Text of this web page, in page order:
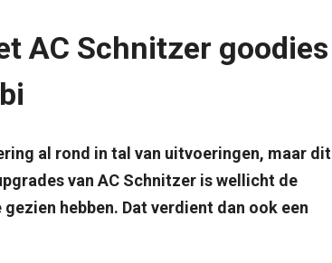
AC Schnitzer goodies
al rond in tal van uitvoeringen, maar dit
van AC Schnitzer is wellicht de
hebben. Dat verdient dan ook een